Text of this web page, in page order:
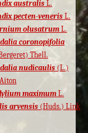
australis L.
pecten-veneris L.
olusatrum L.
coronopifolia
Thell.
nudicaulis (L.)
maximum L.
arvensis (Huds.) Link